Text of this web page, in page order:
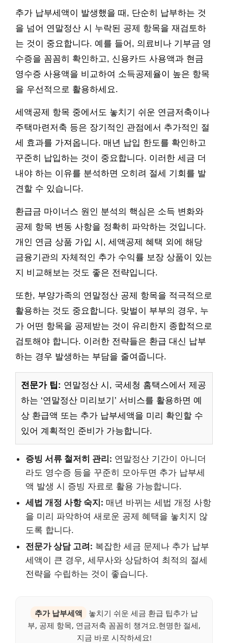
추가 납부세액이 발생했을 때, 단순히 납부하는 것
을 넘어 연말정산 시 누락된 공제 항목을 재검토하
는 것이 중요합니다. 예를 들어, 의료비나 기부금 영
수증을 꼼꼼히 확인하고, 신용카드 사용액과 현금
영수증 사용액을 비교하여 소득공제율이 높은 항목
을 우선적으로 활용하세요.
세액공제 항목 중에서도 놓치기 쉬운 연금저축이나
주택마련저축 등은 장기적인 관점에서 추가적인 절
세 효과를 가져옵니다. 매년 납입 한도를 확인하고
꾸준히 납입하는 것이 중요합니다. 이러한 세금 더
내야 하는 이유를 분석하면 오히려 절세 기회를 발
견할 수 있습니다.
환급금 마이너스 원인 분석의 핵심은 소득 변화와
공제 항목 변동 사항을 정확히 파악하는 것입니다.
개인 연금 상품 가입 시, 세액공제 혜택 외에 해당
금융기관의 자체적인 추가 수익률 보장 상품이 있는
지 비교해보는 것도 좋은 전략입니다.
또한, 부양가족의 연말정산 공제 항목을 적극적으로
활용하는 것도 중요합니다. 맞벌이 부부의 경우, 누
가 어떤 항목을 공제받는 것이 유리한지 종합적으로
검토해야 합니다. 이러한 전략들은 환급 대신 납부
하는 경우 발생하는 부담을 줄여줍니다.
전문가 팁: 연말정산 시, 국세청 홈택스에서 제공
하는 ‘연말정산 미리보기’ 서비스를 활용하면 예
상 환급액 또는 추가 납부세액을 미리 확인할 수
있어 계획적인 준비가 가능합니다.
증빙 서류 철저히 관리: 연말정산 기간이 아니더
라도 영수증 등을 꾸준히 모아두면 추가 납부세
액 발생 시 증빙 자료로 활용 가능합니다.
세법 개정 사항 숙지: 매년 바뀌는 세법 개정 사항
을 미리 파악하여 새로운 공제 혜택을 놓치지 않
도록 합니다.
전문가 상담 고려: 복잡한 세금 문제나 추가 납부
세액이 큰 경우, 세무사와 상담하여 최적의 절세
전략을 수립하는 것이 좋습니다.
추가 납부세액
놓치기 쉬운 세금 환급 팁추가 납
부, 공제 항목, 연금저축 꼼꼼히 챙겨요.현명한 절세,
지금 바로 시작하세요!